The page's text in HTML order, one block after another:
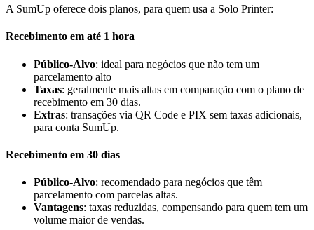
A SumUp oferece dois planos, para quem usa a Solo Printer:
Recebimento em até 1 hora
Público-Alvo: ideal para negócios que não tem um
parcelamento alto
Taxas: geralmente mais altas em comparação com o plano de
recebimento em 30 dias.
Extras: transações via QR Code e PIX sem taxas adicionais,
para conta SumUp.
Recebimento em 30 dias
Público-Alvo: recomendado para negócios que têm
parcelamento com parcelas altas.
Vantagens: taxas reduzidas, compensando para quem tem um
volume maior de vendas.